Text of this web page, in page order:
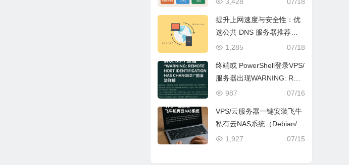
提升上网速度与安全性：优
选公共 DNS 服务器推荐
（含 IPv4/IPv6/DoH）
07/18
1,285
终端或 PowerShell登录VPS/
服务器出现WARNING: REM
OTE HOST IDENTIFICATI
｜一文教你解决
07/16
987
VPS/云服务器一键安装飞牛
私有云NAS系统（Debian/U
buntu等通用）
07/15
1,927